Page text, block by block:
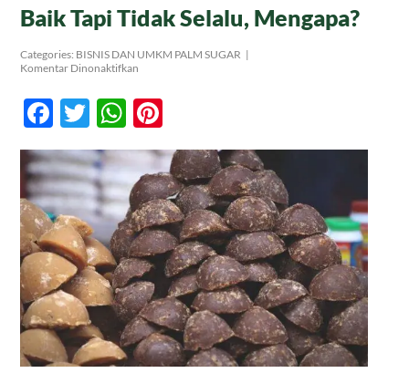
Tentang Kami
Kontak
Baik Tapi Tidak Selalu, Mengapa?
Categories: BISNIS DAN UMKM PALM SUGAR |
Komentar Dinonaktifkan
Seharusnya
Bermutu
Tapi
Tidak
Selalu,
Mengapa?
Facebook
TwitterWhatsApp